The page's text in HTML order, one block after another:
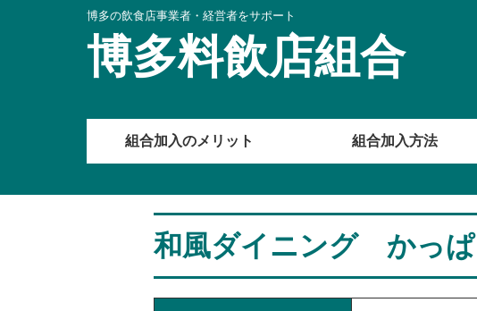
博多の飲食店事業者・経営者をサポート
博多料飲店組合
組合加入のメリット 組合加入方法
和風ダイニング かっぱ